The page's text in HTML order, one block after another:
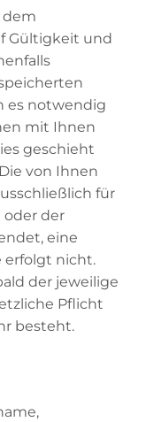
Gültigkeit und
es notwendig
mit Ihnen
geschieht
von Ihnen
für
der
eine
erfolgt nicht.
der jeweilige
Pflicht
besteht.